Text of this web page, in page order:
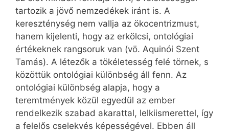
tartozik a jövő nemzedékek iránt is. A
kereszténység nem vallja az ökocentrizmust,
hanem kijelenti, hogy az erkölcsi, ontológiai
értékeknek rangsoruk van (vö. Aquinói Szent
Tamás). A létezők a tökéletesség felé törnek, s
közöttük ontológiai különbség áll fenn. Az
ontológiai különbség alapja, hogy a
teremtmények közül egyedül az ember
rendelkezik szabad akarattal, lelkiismerettel, így
a felelős cselekvés képességével. Ebben áll